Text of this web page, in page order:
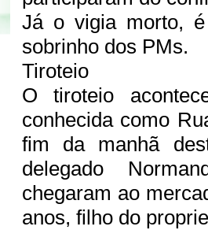
Já o vigia morto,
sobrinho dos PMs.
Tiroteio
O tiroteio
conhecida como
fim da manhã
delegado
chegaram ao
anos, filho do